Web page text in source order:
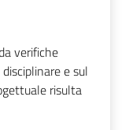
verifiche
e sul
risulta